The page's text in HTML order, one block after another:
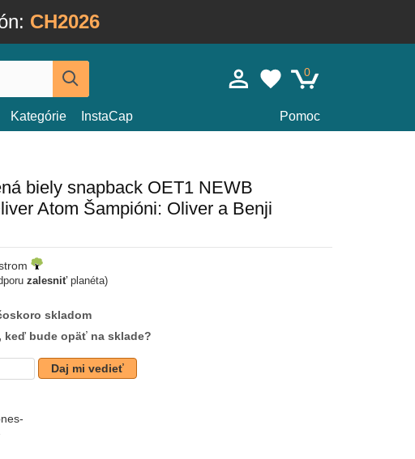
CH2026
0
Kategórie InstaCap Pomoc
biely snapback OET1 NEWB
Atom Šampióni: Oliver a Benji
zalesniťplanéta)
skladom
keď bude opäť na sklade?
Daj mi vedieť